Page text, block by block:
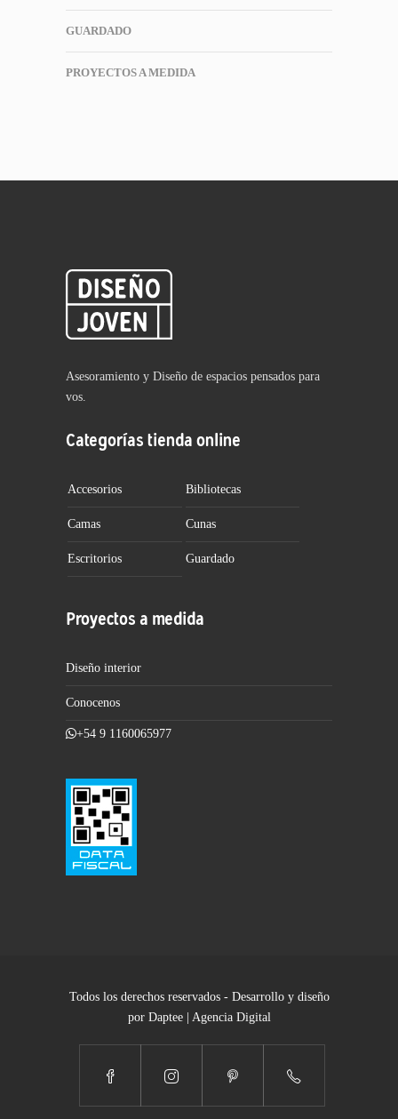
GUARDADO
PROYECTOS A MEDIDA
Asesoramiento y Diseño de espacios pensados para
vos.
Categorías tienda online
Accesorios Bibliotecas
Camas Cunas
Escritorios Guardado
Proyectos a medida
Diseño interior
Conocenos
+54 9 1160065977
Todos los derechos reservados - Desarrollo y diseño
por Daptee | Agencia Digital